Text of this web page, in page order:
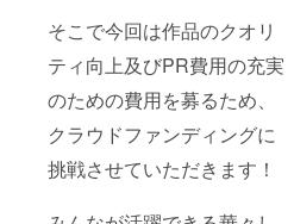
そこで今回は作品のクオリ
ティ向上及びPR費用の充実
のための費用を募るため、
クラウドファンディングに
挑戦させていただきます！